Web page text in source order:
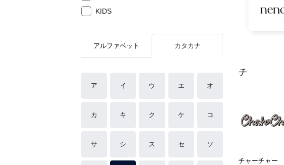
KIDS
アルファベット カタカナ
ア イ ウ エ オ
カ キ ク ケ コ
サ シ ス セ ソ
チ
チャーチャー